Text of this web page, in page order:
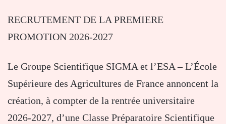
RECRUTEMENT DE LA PREMIERE
PROMOTION 2026-2027
Le Groupe Scientifique SIGMA et l’ESA – L’École
Supérieure des Agricultures de France annoncent la
création, à compter de la rentrée universitaire
2026-2027, d’une Classe Préparatoire Scientifique